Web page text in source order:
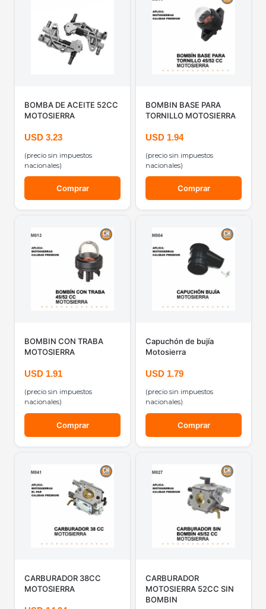
BOMBA DE ACEITE 52CC
MOTOSIERRA
USD 3.23
(precio sin impuestos
nacionales)
Comprar
BOMBIN BASE PARA
TORNILLO MOTOSIERRA
USD 1.94
(precio sin impuestos
nacionales)
Comprar
BOMBIN CON TRABA
MOTOSIERRA
USD 1.91
(precio sin impuestos
nacionales)
Comprar
Capuchón de bujía
Motosierra
USD 1.79
(precio sin impuestos
nacionales)
Comprar
CARBURADOR 38CC
MOTOSIERRA
CARBURADOR
MOTOSIERRA 52CC SIN
BOMBIN